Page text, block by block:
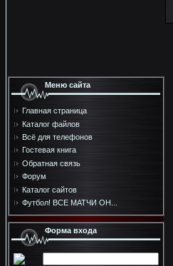
Меню сайта
Главная страница
Каталог файлов
Всё для телефонов
Гостевая книга
Обратная связь
Форум
Каталог сайтов
Футбол! ВСЕ МАТЧИ ОН...
Форма входа